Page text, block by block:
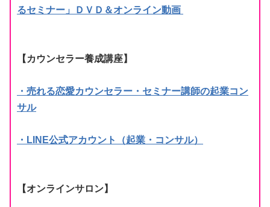
るセミナー」ＤＶＤ＆オンライン動画
【カウンセラー養成講座】
・売れる恋愛カウンセラー・セミナー講師の起業コン
サル
・LINE公式アカウント（起業・コンサル）
【オンラインサロン】